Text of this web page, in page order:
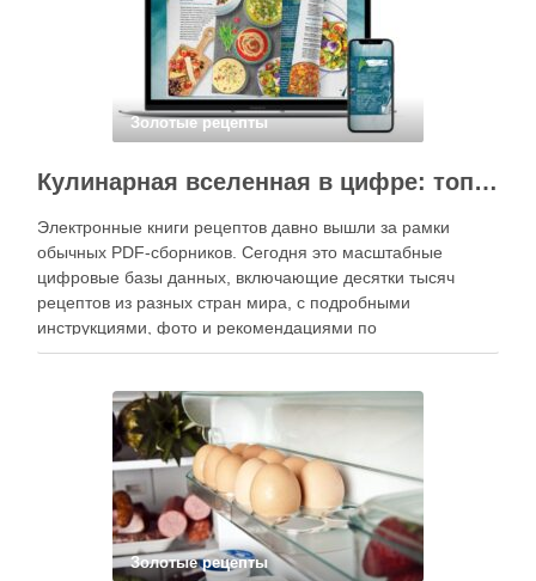
Золотые рецепты
Кулинарная вселенная в цифре: топ-3 самых больших электронных книг рецептов
Электронные книги рецептов давно вышли за рамки
обычных PDF-сборников. Сегодня это масштабные
цифровые базы данных, включающие десятки тысяч
рецептов из разных стран мира, с подробными
инструкциями, фото и рекомендациями по
приготовлению. В отличие от печатных изданий,
контент, расширять коллекции блюд и добавлять новые
функции. Ниже …
Золотые рецепты